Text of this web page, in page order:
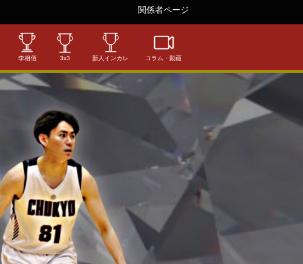
関係者ページ
李相佰 3x3 新人インカレ コラム・動画